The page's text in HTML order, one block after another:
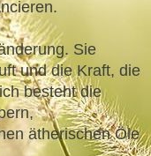
Sie
und die Kraft, die
besteht die
ätherischen Öle